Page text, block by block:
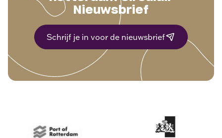
Nieuwsbrief
Schrijf je in voor de nieuwsbrief